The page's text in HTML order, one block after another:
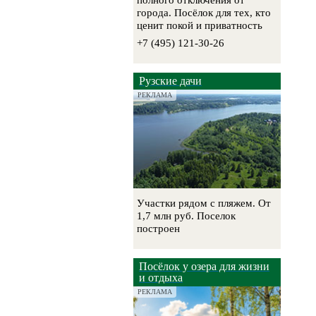
города. Посёлок для тех, кто
ценит покой и приватность
+7 (495) 121-30-26
Рузские дачи
РЕКЛАМА
Участки рядом с пляжем. От
1,7 млн руб. Поселок
построен
Посёлок у озера для жизни
и отдыха
РЕКЛАМА